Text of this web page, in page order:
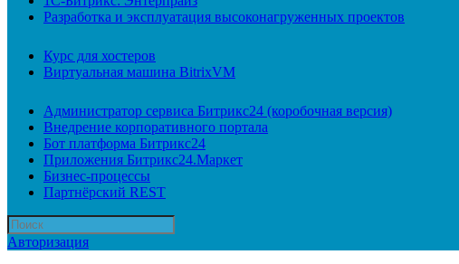
Разработка и эксплуатация высоконагруженных проектов
Курс для хостеров
Виртуальная машина BitrixVM
Администратор сервиса Битрикс24 (коробочная версия)
Внедрение корпоративного портала
Бот платформа Битрикс24
Приложения Битрикс24.Маркет
Бизнес-процессы
Партнёрский REST
Авторизация